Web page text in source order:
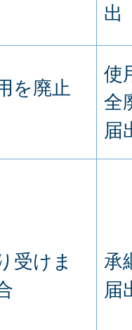
出
を廃止
使
全
届
受けま
承
届